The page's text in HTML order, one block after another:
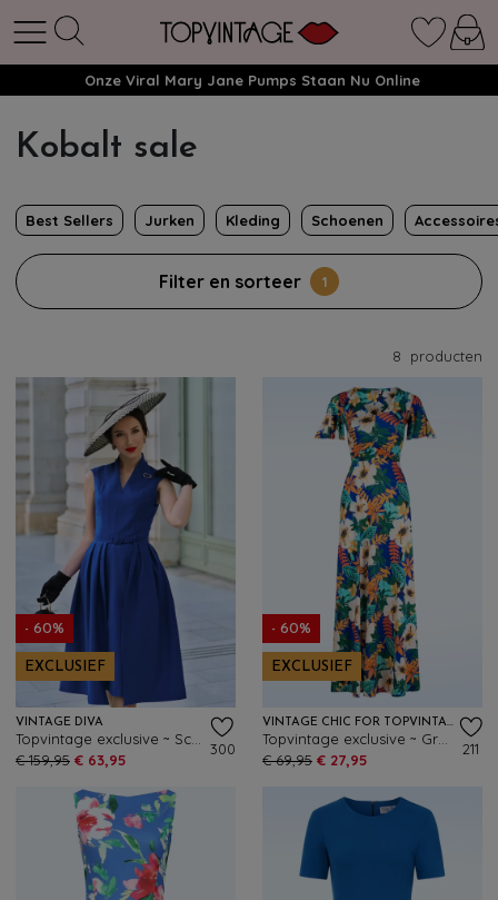
Onze Viral Mary Jane Pumps Staan Nu Online
Kobalt sale
Best Sellers Jurken Kleding Schoenen
Filter en sorteer 1
8 producten
- 60%
EXCLUSIEF
VINTAGE DIVA
€ 159,95 € 63,95
300
- 60%
EXCLUSIEF
VINTAGE CHIC FOR TOPVINTAGE
€ 69,95 € 27,95
211